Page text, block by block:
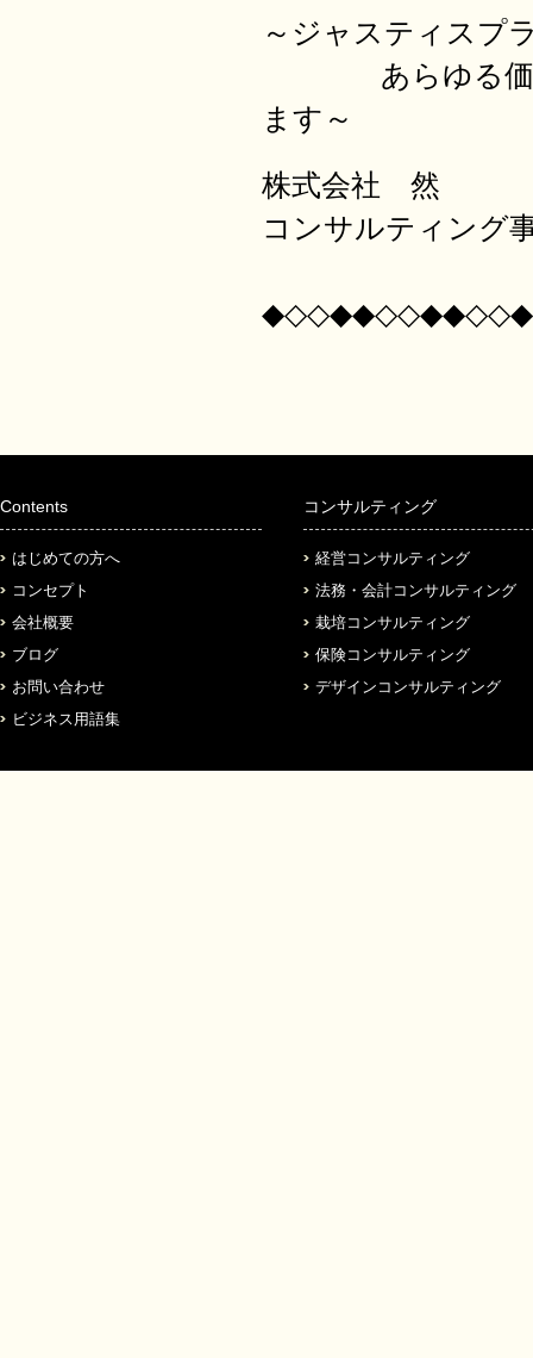
～ジャスティ
あらゆる価値を
ます～
株式会社 然
コンサルティング
Contents
はじめての方へ
コンセプト
会社概要
ブログ
お問い合わせ
ビジネス用語集
コンサルティング
経営コンサルティング
法務・会計コンサルティング
栽培コンサルティング
保険コンサルティング
デザインコンサルティング